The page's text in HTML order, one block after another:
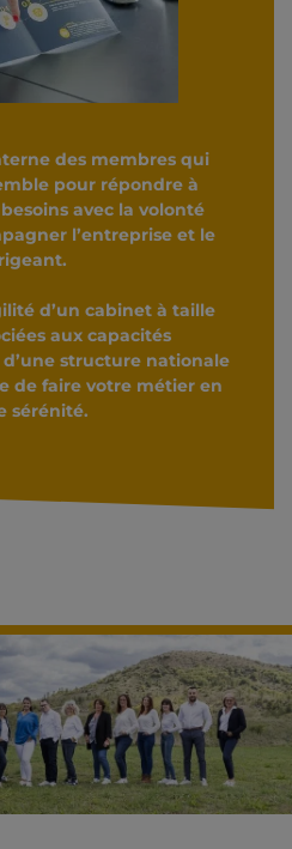
des membres qui
pour répondre à
avec la volonté
l’entreprise et le
d’un cabinet à taille
aux capacités
structure nationale
de faire votre métier en
sérénité.